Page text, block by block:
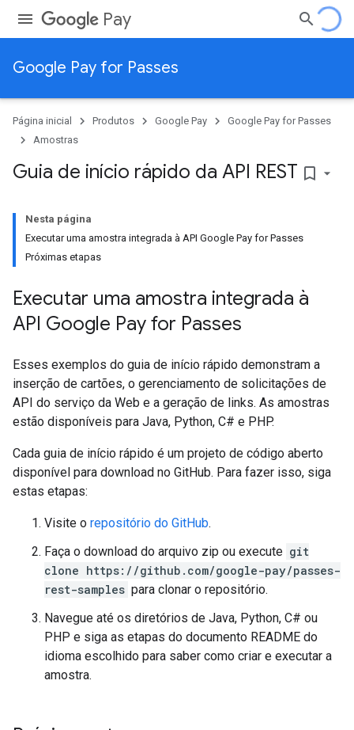
Pay
Google Pay for Passes
Página inicial Produtos Google Pay
Google Pay for Passes
Amostras
Guia de início rápido da API REST bookmark_border
Nesta página
Executar uma amostra integrada à API Google Pay for Passes
Próximas etapas
Executar uma amostra integrada à
API Google Pay for Passes
Esses exemplos do guia de início rápido demonstram a
inserção de cartões, o gerenciamento de solicitações de
API do serviço da Web e a geração de links. As amostras
estão disponíveis para Java, Python, C# e PHP.
Cada guia de início rápido é um projeto de código aberto
disponível para download no GitHub. Para fazer isso, siga
estas etapas:
Visite o repositório do GitHub.
Faça o download do arquivo zip ou execute git
clone https://github.com/google-pay/passes-
rest-samples para clonar o repositório.
Navegue até os diretórios de Java, Python, C# ou
PHP e siga as etapas do documento README do
idioma escolhido para saber como criar e executar a
amostra.